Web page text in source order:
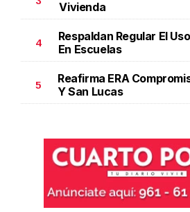
Vivienda
4
Respaldan Regular El
En Escuelas
5
Reafirma ERA
Y San Lucas